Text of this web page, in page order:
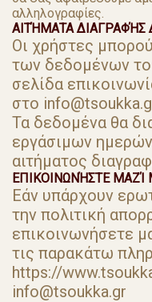
αλληλογραφίες.
ΑΙΤΉΜΑΤΑ
Οι χρήστες
των δεδομένων
σελίδα
στο
Τα δεδομένα θα
εργάσιμων
αιτήματος
ΕΠΙΚΟΙΝΩΝΉΣΤΕ ΜΑΖΊ
Εάν υπάρχουν
την πολιτική
επικοινωνήσετε
τις παρακάτω
https://
info@tsoukka.gr